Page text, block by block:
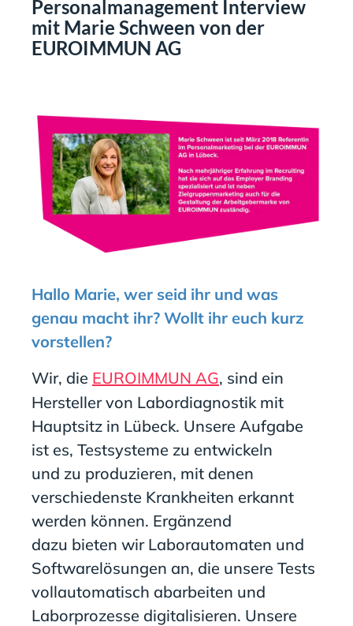
Personalmanagement Interview
mit Marie Schween von der
EUROIMMUN AG
Hallo Marie, wer seid ihr und was
genau macht ihr? Wollt ihr euch kurz
vorstellen?
Wir, die EUROIMMUN AG, sind ein
Hersteller von Labordiagnostik mit
Hauptsitz in Lübeck. Unsere Aufgabe
ist es, Testsysteme zu entwickeln
und zu produzieren, mit denen
verschiedenste Krankheiten erkannt
werden können. Ergänzend
dazu bieten wir Laborautomaten und
Softwarelösungen an, die unsere Tests
vollautomatisch abarbeiten und
Laborprozesse digitalisieren. Unsere